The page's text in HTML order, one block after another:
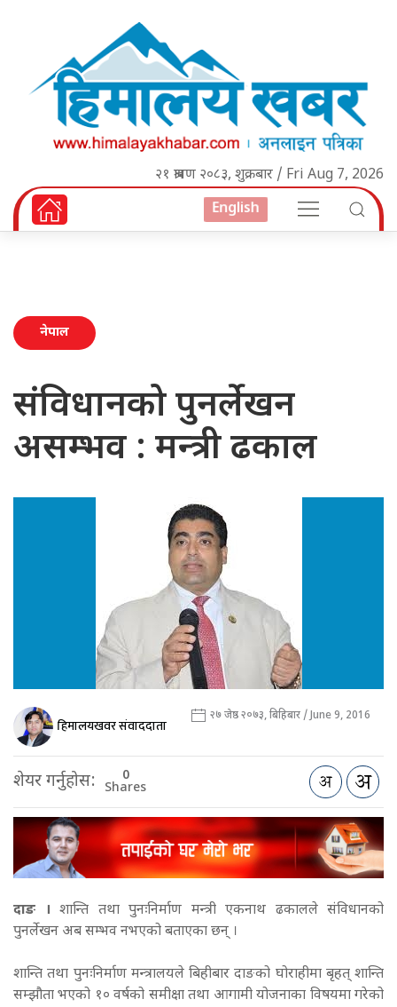
२१ श्रावण २०८३, शुक्रबार / Fri Aug 7, 2026
English
नेपाल
संविधानको पुनर्लेखन
असम्भव : मन्त्री ढकाल
हिमालयखवर संवाददाता २७ जेष्ठ २०७३, बिहिबार / June 9, 2016
शेयर गर्नुहोस: 0
Shares
दाङ । शान्ति तथा पुनःनिर्माण मन्त्री एकनाथ ढकालले संविधानको
पुनर्लेखन अब सम्भव नभएको बताएका छन् ।
शान्ति तथा पुनःनिर्माण मन्त्रालयले बिहीबार दाङको घोराहीमा बृहत् शान्ति
सम्झौता भएको १० वर्षको समीक्षा तथा आगामी योजनाका विषयमा गरेको